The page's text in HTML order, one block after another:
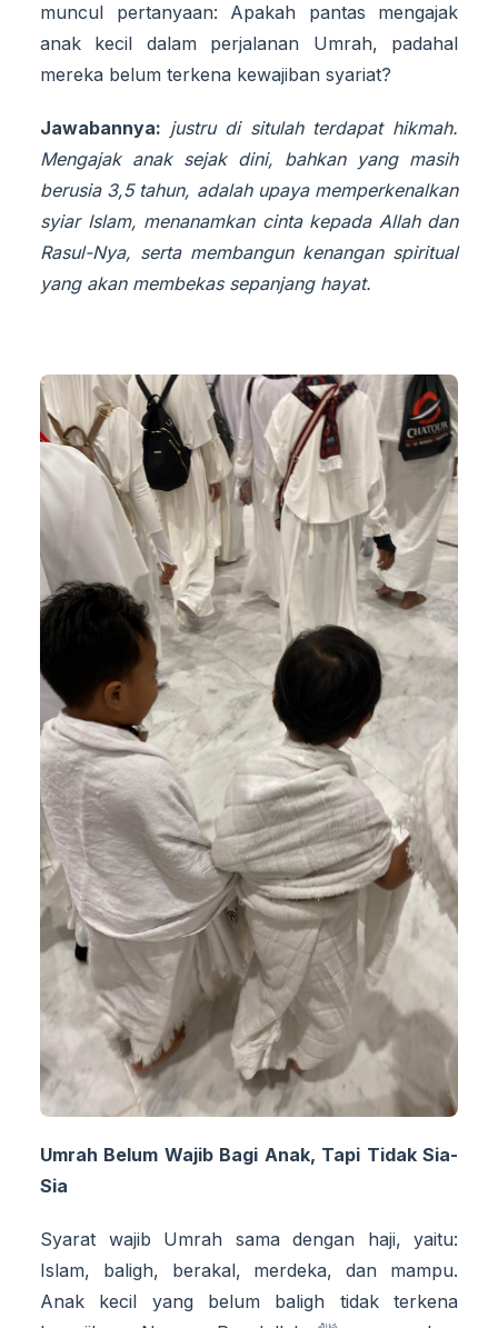
muncul pertanyaan: Apakah pantas mengajak
anak kecil dalam perjalanan Umrah, padahal
mereka belum terkena kewajiban syariat?
Jawabannya: justru di situlah terdapat hikmah.
Mengajak anak sejak dini, bahkan yang masih
berusia 3,5 tahun, adalah upaya memperkenalkan
syiar Islam, menanamkan cinta kepada Allah dan
Rasul-Nya, serta membangun kenangan spiritual
yang akan membekas sepanjang hayat.
Umrah Belum Wajib Bagi Anak, Tapi Tidak Sia-
Sia
Syarat wajib Umrah sama dengan haji, yaitu:
Islam, baligh, berakal, merdeka, dan mampu.
Anak kecil yang belum baligh tidak terkena